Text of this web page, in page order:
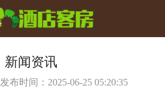
新闻资讯
发布时间：2025-06-25 05:20:35